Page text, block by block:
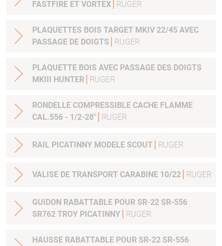
FASTFIRE ET VORTEX
RUGER
PLAQUETTES BOIS TARGET MKIV 22/45 AVEC
PASSAGE DE DOIGTS
RUGER
PLAQUETTE BOIS AVEC PASSAGE DES DOIGTS
MKIII HUNTER
RUGER
RONDELLE COMPRESSIBLE CACHE FLAMME
CAL.556 - 1/2-28"
RUGER
RAIL PICATINNY MODELE SCOUT RUGER
VALISE DE TRANSPORT CARABINE 10/22 RUGER
GUIDON RABATTABLE POUR SR-22 SR-556
SR762 TROY PICATINNY
RUGER
HAUSSE RABATTABLE POUR SR-22 SR-556